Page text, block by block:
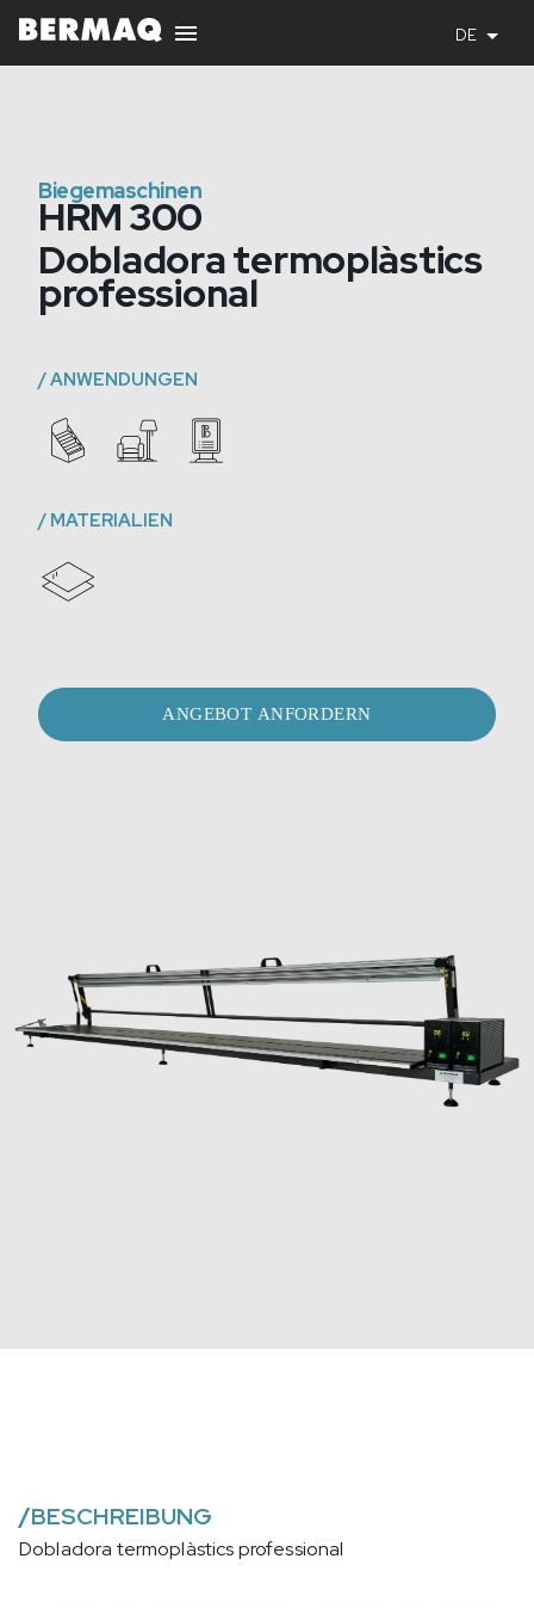
DE
Biegemaschinen
HRM 300
Dobladora termoplàstics
professional
/ANWENDUNGEN
/ MATERIALIEN
ANGEBOT ANFORDERN
/BESCHREIBUNG
Dobladora termoplàstics professional